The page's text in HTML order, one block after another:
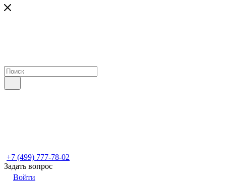
+7 (499) 777-78-02
Задать вопрос
Войти